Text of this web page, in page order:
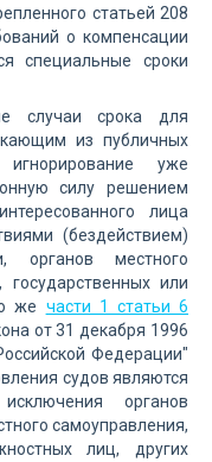
статьей 208
о компенсации
специальные сроки
случаи срока для
из публичных
уже
силу решением
лица
(бездействием)
органов местного
или
же части 1 статьи 6
от 31 декабря 1996
Федерации"
судов являются
органов
самоуправления,
лиц, других